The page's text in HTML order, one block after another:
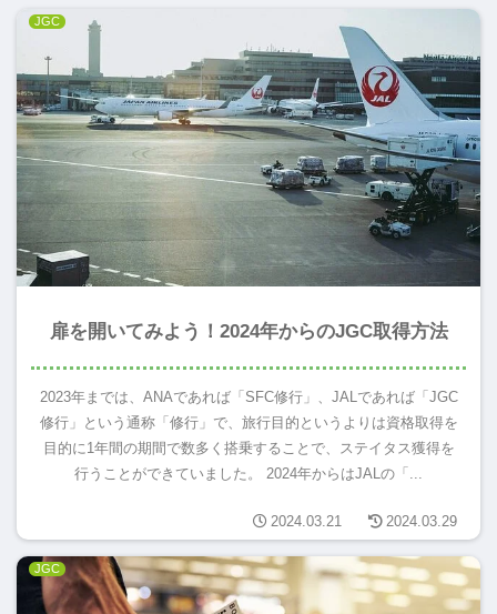
JGC
扉を開いてみよう！2024年からのJGC取得方法
2023年までは、ANAであれば「SFC修行」、JALであれば「JGC
修行」という通称「修行」で、旅行目的というよりは資格取得を
目的に1年間の期間で数多く搭乗することで、ステイタス獲得を
行うことができていました。 2024年からはJALの「...
2024.03.21 2024.03.29
JGC